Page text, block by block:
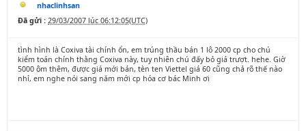
nhaclinhsan
Đã gửi : 29/03/2007 lúc 06:12:05(UTC)
tình hình là Coxiva tài chính ổn, em trúng thầu bán 1 lô 2000 cp cho chú
kiểm toán chính thằng Coxiva này, tuy nhiên chú đấy bỏ giá trượt. hehe. Giờ
5000 ôm thêm, được giá mới bán, tèn ten Viettel giá 60 cũng chả rõ thế nào
nhỉ, em nghe nói sang năm mới cp hóa cơ bác Minh ơi